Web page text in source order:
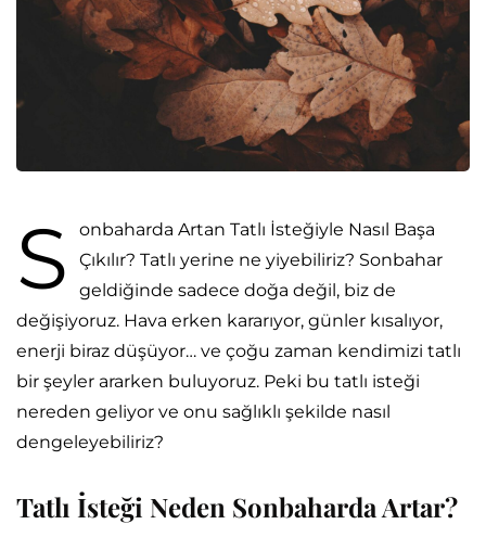
S
onbaharda Artan Tatlı İsteğiyle Nasıl Başa
Çıkılır? Tatlı yerine ne yiyebiliriz? Sonbahar
geldiğinde sadece doğa değil, biz de
değişiyoruz. Hava erken kararıyor, günler kısalıyor,
enerji biraz düşüyor… ve çoğu zaman kendimizi tatlı
bir şeyler ararken buluyoruz. Peki bu tatlı isteği
nereden geliyor ve onu sağlıklı şekilde nasıl
dengeleyebiliriz?
Tatlı İsteği Neden Sonbaharda Artar?